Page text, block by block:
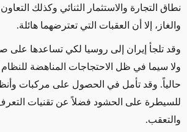
نطاق التجارة والاستثمار الثنائي وكذلك
والغاز، إلا أن العقبات التي تعترضهما هائلة.
وقد تلجأ إيران إلى روسيا لكي تساعدها على
ولا سيما في ظل الاحتجاجات المناهضة للنظام
حالياً. وقد تأمل في الحصول على مركبات
للسيطرة على الحشود فضلاً عن تقنيات
والتعقب.